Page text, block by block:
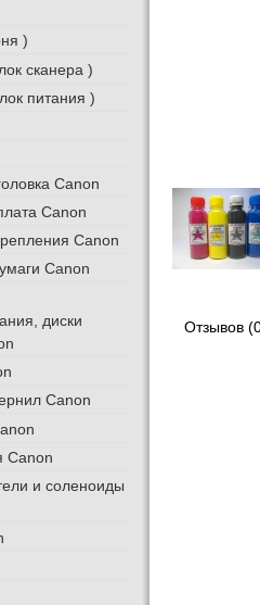
Отзывов
)
сканера )
питания )
Canon
Canon
Canon
Canon
диски
Canon
Canon
и соленоиды